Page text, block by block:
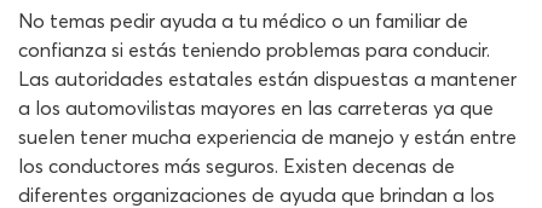
No temas pedir ayuda a tu médico o un familiar de
confianza si estás teniendo problemas para conducir.
Las autoridades estatales están dispuestas a mantener
a los automovilistas mayores en las carreteras ya que
suelen tener mucha experiencia de manejo y están entre
los conductores más seguros. Existen decenas de
diferentes organizaciones de ayuda que brindan a los